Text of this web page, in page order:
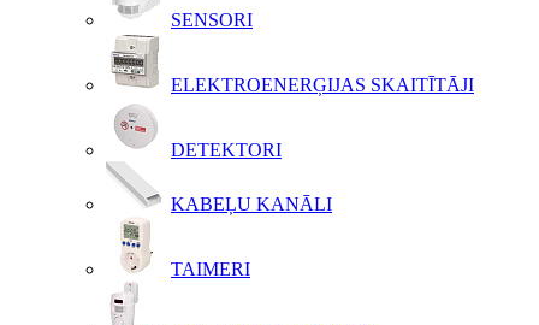
SENSORI
ELEKTROENERĢIJAS SKAITĪTĀJI
DETEKTORI
KABEĻU KANĀLI
TAIMERI